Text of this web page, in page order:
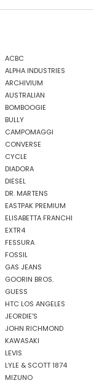
ACBC
ALPHA INDUSTRIES
ARCHIVIUM
AUSTRALIAN
BOMBOOGIE
BULLY
CAMPOMAGGI
CONVERSE
CYCLE
DIADORA
DIESEL
DR. MARTENS
EASTPAK PREMIUM
ELISABETTA FRANCHI
EXTR4
FESSURA
FOSSIL
GAS JEANS
GOORIN BROS.
GUESS
HTC LOS ANGELES
JEORDIE'S
JOHN RICHMOND
KAWASAKI
LEVIS
LYLE & SCOTT 1874
MIZUNO